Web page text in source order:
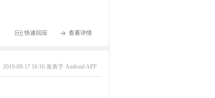
快速回应 查看详情
2019-09-17 16:16 发表于 Android APP